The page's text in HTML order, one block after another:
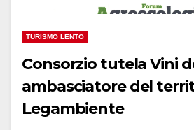
TURISMO LENTO
Consorzio tutela Vini
ambasciatore del
Legambiente